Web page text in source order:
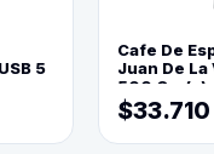
5
Cafe De
Juan De
500 Grs(=)
$33.710